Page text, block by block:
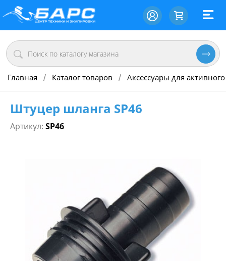
Главная / Каталог товаров / Аксессуары для
Штуцер шланга SP46
Артикул: SP46